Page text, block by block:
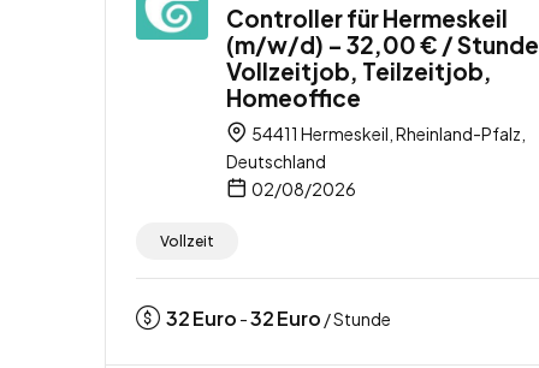
Controller für Hermeskeil
(m/w/d) – 32,00 € /
Vollzeitjob, Teilzeitjob,
Homeoffice
54411 Hermeskeil, Rheinland-Pfalz,
Deutschland
02/08/2026
Vollzeit
32Euro -32Euro / Stunde